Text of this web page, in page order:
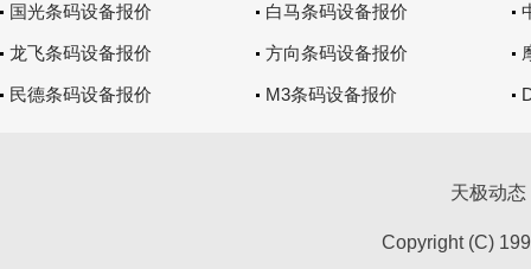
国光条码设备报价 白马条码设备报价
龙飞条码设备报价 方向条码设备报价
民德条码设备报价 M3条码设备报价
天极动态
Copyright (C)